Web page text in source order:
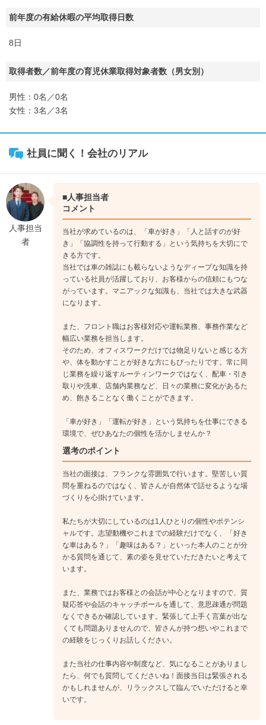
前年度の有給休暇の平均取得日数
8日
取得者数／前年度の育児休業取得対象者数（男女別）
男性：0名／0名
女性：3名／3名
社員に聞く！会社のリアル
人事担当
者
■人事担当者
コメント
当社が求めているのは、「車が好き」「人と話すのが好
き」「協調性を持って行動する」という気持ちを大切にで
きる方です。
当社では車の雑誌にも載らないようなディープな知識を持
っている社員が活躍しており、お客様からの信頼にもつな
がっています。マニアックな知識も、当社では大きな武器
になります。
また、フロント職はお客様対応や運転業務、事務作業など
幅広い業務を担当します。
そのため、オフィスワークだけでは物足りないと感じる方
や、体を動かすことが好きな方にもぴったりです。常に同
じ業務を繰り返すルーティンワークではなく、配車・引き
取りや洗車、店舗内業務など、日々の業務に変化があるた
め、飽きることなく働くことができます。
「車が好き」「運転が好き」という気持ちを仕事にできる
環境で、ぜひあなたの個性を活かしませんか？
選考のポイント
当社の面接は、フランクな雰囲気で行います。堅苦しい質
問を重ねるのではなく、皆さんが自然体で話せるような場
づくりを心掛けています。
私たちが大切にしているのは1人ひとりの個性やポテンシ
ャルです。志望動機やこれまでの経験だけでなく、「好き
な車はある？」「趣味はある？」といった本人のことが分
かる質問を通じて、素の姿を見せていただきたいと考えて
います。
また、業務ではお客様との会話が中心となりますので、質
疑応答や会話のキャッチボールを通して、意思疎通が問題
なくできるか確認しています。緊張して上手く言葉が出な
くても問題ありませんので、皆さんが持つ想いやこれまで
の経験をじっくりお話しください。
また当社の仕事内容や制度など、気になることがありまし
たら、何でも質問してくださいね！面接当日は緊張される
かもしれませんが、リラックスして臨んでいただけると幸
いです。